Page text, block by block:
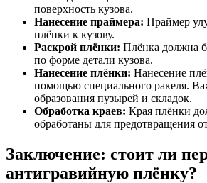
поверхность кузова.
Нанесение праймера: Праймер
плёнки к кузову.
Раскрой плёнки: Плёнка должна
по форме детали кузова.
Нанесение плёнки: Нанесение
помощью специального ракеля.
образования пузырей и складок.
Обработка краев: Края плёнки
обработаны для предотвращения
Заключение: стоит ли
антигравийную плёнку?